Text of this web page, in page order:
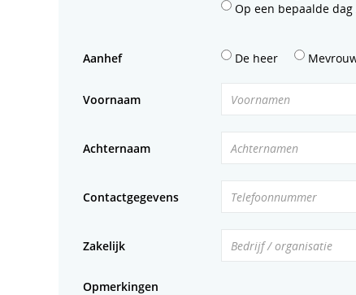
Op een bepaalde
Aanhef De heer
Voornaam Voornamen
Achternaam Achternamen
Contactgegevens Telefoonnummer
Zakelijk Bedrijf / organisatie
Opmerkingen